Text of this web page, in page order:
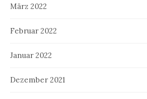
März 2022
Februar 2022
Januar 2022
Dezember 2021